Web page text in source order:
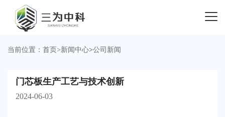
当前位置： 首页 >新闻中心>公司新闻
门芯板生产工艺与技术创新
2024-06-03